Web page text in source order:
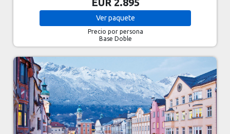
EUR 2.895
Verpaquete
Precio por persona
Base Doble